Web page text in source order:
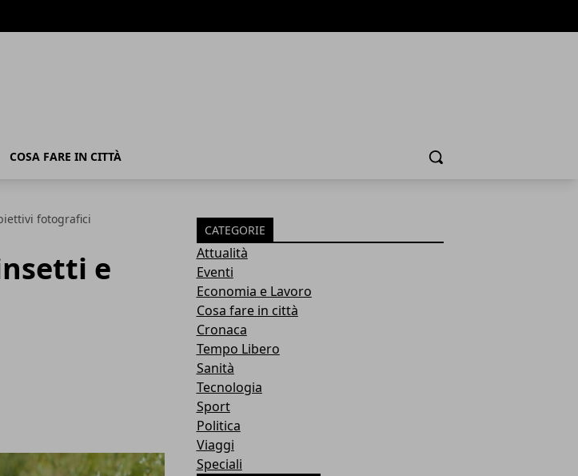
COSA FARE IN CITTÀ Cerca
fotografici
e
CATEGORIE
Attualità
Eventi
Economia e Lavoro
Cosa fare in città
Cronaca
Tempo Libero
Sanità
Tecnologia
Sport
Politica
Viaggi
Speciali